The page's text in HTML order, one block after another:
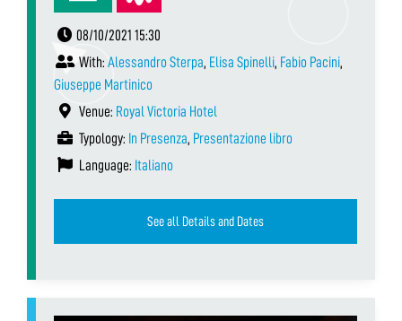
08/10/2021 15:30
With: Alessandro Sterpa, Elisa Spinelli, Fabio Pacini,
Giuseppe Martinico
Venue: Royal Victoria Hotel
Typology: In Presenza, Presentazione libro
Language: Italiano
See all Details and Dates